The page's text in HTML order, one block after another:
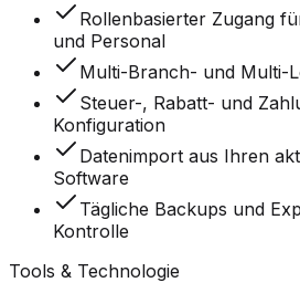
Rollenbasierter Zugang
und Personal
Multi-Branch- und Multi-
Steuer-, Rabatt- und
Konfiguration
Datenimport aus Ihren
Software
Tägliche Backups und
Kontrolle
Tools & Technologie